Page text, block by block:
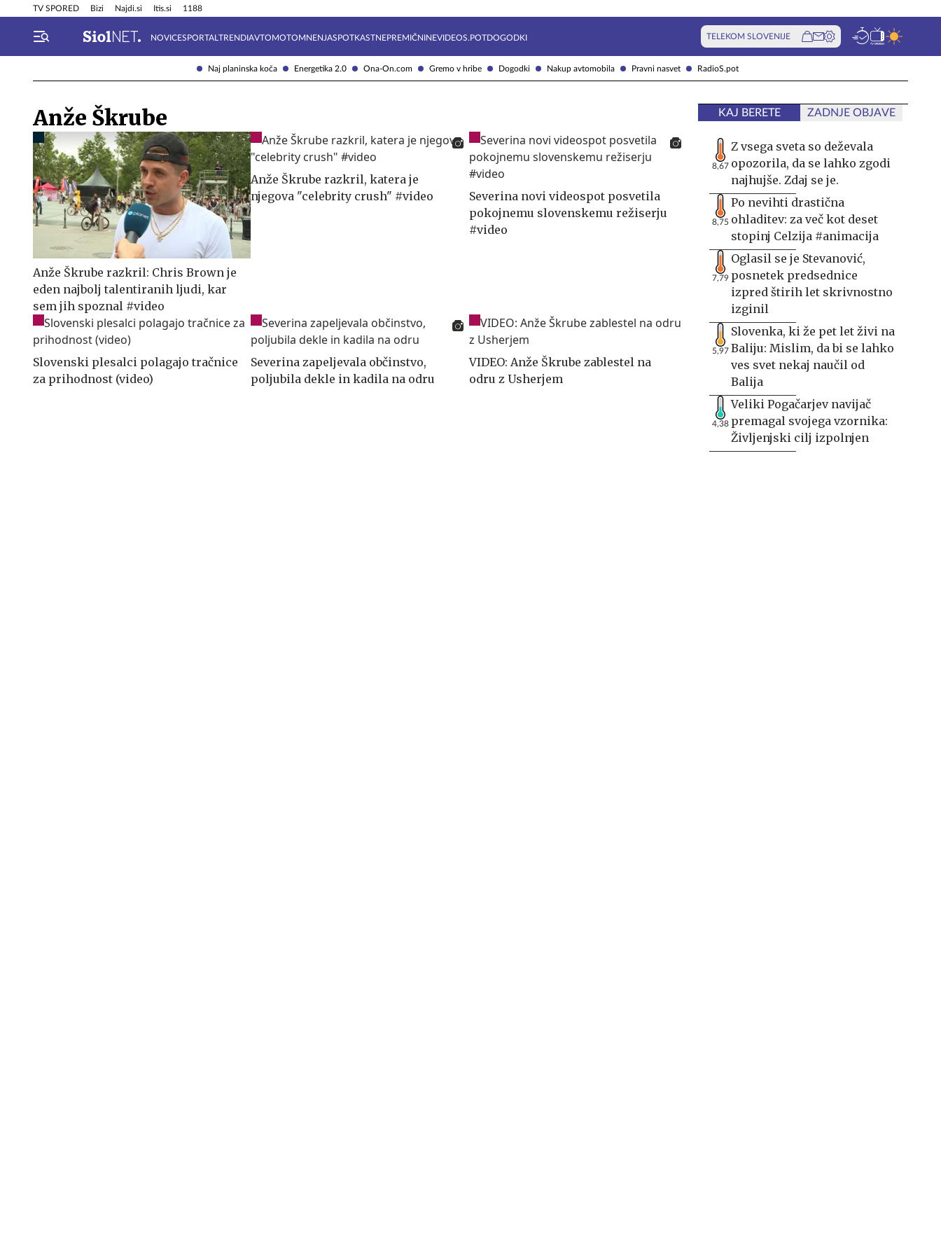
Naj planinska koča Energetika 2.0 Ona-On.com Gremo v hribe Dogodki Nakup avtomobila Pravni nasvet RadioS.pot
TV SPORED Bizi Najdi.si Itis.si 1188
NOVICESPORTAL TRENDIAVTOMOTOMNENJASPOTKASTNEPREMIČNINEVIDEOS.POTDOGODKI TELEKOM SLOVENIJE
Info in obvestila Tehnik
Anže Škrube
Anže Škrube razkril: Chris Brown je
eden najbolj talentiranih ljudi, kar
sem jih spoznal #video
Anže Škrube razkril, katera je
njegova "celebrity crush" #video
Severina novi videospot posvetila
pokojnemu slovenskemu režiserju
#video
Slovenski plesalci polagajo tračnice
za prihodnost (video)
Severina zapeljevala občinstvo,
poljubila dekle in kadila na odru
VIDEO: Anže Škrube zablestel na
odru z Usherjem
KAJ BERETE ZADNJE OBJAVE
8,67
Z vsega sveta so deževala
opozorila, da se lahko zgodi
najhujše. Zdaj se je.
8,75
Po nevihti drastična
ohladitev: za več kot deset
stopinj Celzija #animacija
7,79
Oglasil se je Stevanović,
posnetek predsednice
izpred štirih let skrivnostno
izginil
5,97
Slovenka, ki že pet let živi na
Baliju: Mislim, da bi se lahko
ves svet nekaj naučil od
Balija
4,38
Veliki Pogačarjev navijač
premagal svojega vzornika:
Življenjski cilj izpolnjen